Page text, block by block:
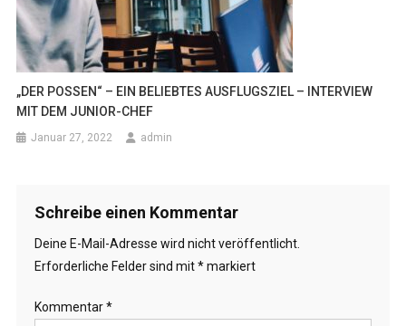
„DER POSSEN“ – EIN BELIEBTES AUSFLUGSZIEL – INTERVIEW
MIT DEM JUNIOR-CHEF
Januar 27, 2022 admin
Schreibe einen Kommentar
Deine E-Mail-Adresse wird nicht veröffentlicht.
Erforderliche Felder sind mit*markiert
Kommentar*